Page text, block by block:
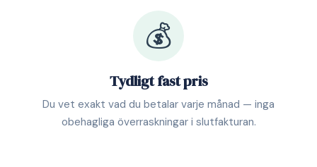
💰
Tydligt fast pris
Du vet exakt vad du betalar varje månad — inga
obehagliga överraskningar i slutfakturan.